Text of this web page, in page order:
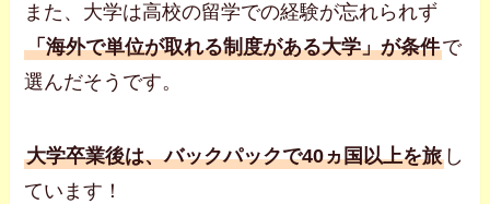
また、大学は高校の留学での経験が忘れられず
「海外で単位が取れる制度がある大学」が条件で
選んだそうです。
大学卒業後は、バックパックで40ヵ国以上を旅 し
ています！